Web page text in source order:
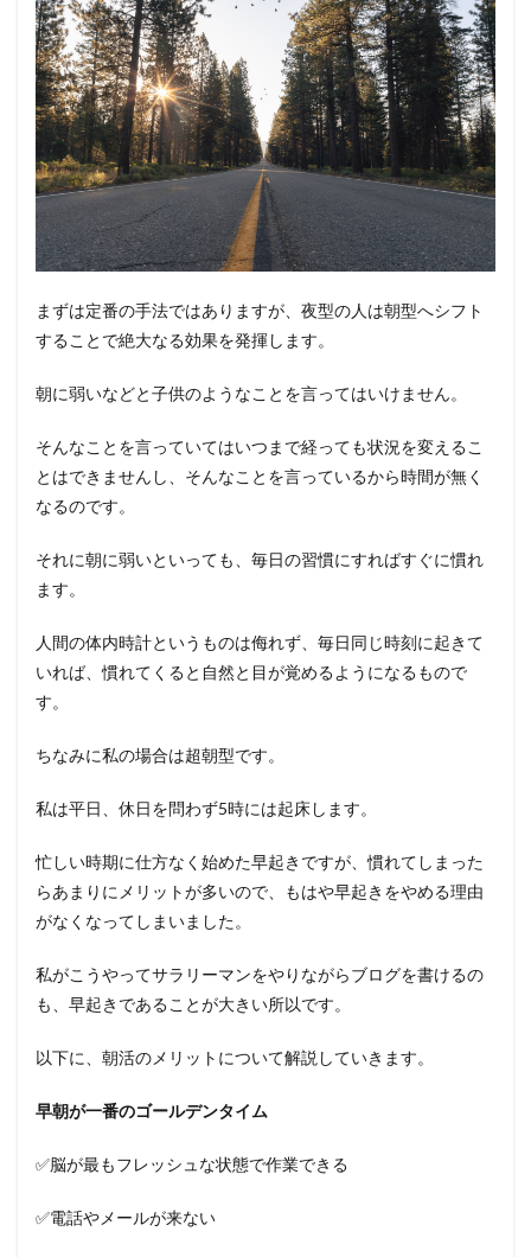
まずは定番の手法ではありますが、夜型の人は朝型へシフト
することで絶大なる効果を発揮します。
朝に弱いなどと子供のようなことを言ってはいけません。
そんなことを言っていてはいつまで経っても状況を変えるこ
とはできませんし、そんなことを言っているから時間が無く
なるのです。
それに朝に弱いといっても、毎日の習慣にすればすぐに慣れ
ます。
人間の体内時計というものは侮れず、毎日同じ時刻に起きて
いれば、慣れてくると自然と目が覚めるようになるもので
す。
ちなみに私の場合は超朝型です。
私は平日、休日を問わず5時には起床します。
忙しい時期に仕方なく始めた早起きですが、慣れてしまった
らあまりにメリットが多いので、もはや早起きをやめる理由
がなくなってしまいました。
私がこうやってサラリーマンをやりながらブログを書けるの
も、早起きであることが大きい所以です。
以下に、朝活のメリットについて解説していきます。
早朝が一番のゴールデンタイム
✅脳が最もフレッシュな状態で作業できる
✅電話やメールが来ない